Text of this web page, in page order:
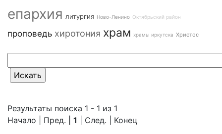
епархия литургия Ново-Ленино Октябрьский район
проповедь хиротония храм храмы иркутска Христос
Результаты поиска 1 - 1 из 1
Начало | Пред. | 1 | След. | Конец